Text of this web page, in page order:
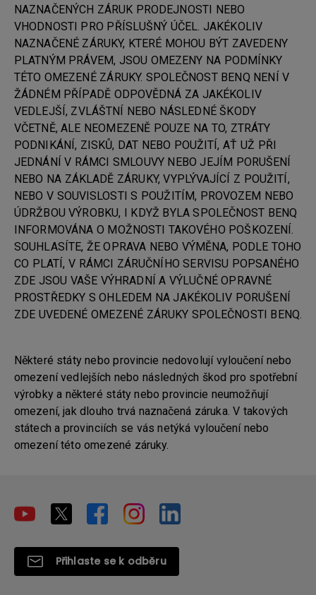
NAZNAČENÝCH ZÁRUK PRODEJNOSTI NEBO
VHODNOSTI PRO PŘÍSLUŠNÝ ÚČEL. JAKÉKOLIV
NAZNAČENÉ ZÁRUKY, KTERÉ MOHOU BÝT ZAVEDENY
PLATNÝM PRÁVEM, JSOU OMEZENY NA PODMÍNKY
TÉTO OMEZENÉ ZÁRUKY. SPOLEČNOST BENQ NENÍ V
ŽÁDNÉM PŘÍPADĚ ODPOVĚDNÁ ZA JAKÉKOLIV
VEDLEJŠÍ, ZVLÁŠTNÍ NEBO NÁSLEDNÉ ŠKODY
VČETNĚ, ALE NEOMEZENĚ POUZE NA TO, ZTRÁTY
PODNIKÁNÍ, ZISKŮ, DAT NEBO POUŽITÍ, AŤ UŽ PŘI
JEDNÁNÍ V RÁMCI SMLOUVY NEBO JEJÍM PORUŠENÍ
NEBO NA ZÁKLADĚ ZÁRUKY, VYPLÝVAJÍCÍ Z POUŽITÍ,
NEBO V SOUVISLOSTI S POUŽITÍM, PROVOZEM NEBO
ÚDRŽBOU VÝROBKU, I KDYŽ BYLA SPOLEČNOST BENQ
INFORMOVÁNA O MOŽNOSTI TAKOVÉHO POŠKOZENÍ.
SOUHLASÍTE, ŽE OPRAVA NEBO VÝMĚNA, PODLE TOHO
CO PLATÍ, V RÁMCI ZÁRUČNÍHO SERVISU POPSANÉHO
ZDE JSOU VAŠE VÝHRADNÍ A VÝLUČNÉ OPRAVNÉ
PROSTŘEDKY S OHLEDEM NA JAKÉKOLIV PORUŠENÍ
ZDE UVEDENÉ OMEZENÉ ZÁRUKY SPOLEČNOSTI BENQ.
Některé státy nebo provincie nedovolují vyloučení nebo
omezení vedlejších nebo následných škod pro spotřební
výrobky a některé státy nebo provincie neumožňují
omezení, jak dlouho trvá naznačená záruka. V takových
státech a provinciích se vás netýká vyloučení nebo
omezení této omezené záruky.
Přihlaste se k odběru